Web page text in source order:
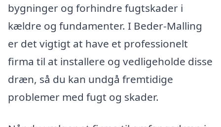
bygninger og forhindre fugtskader i
kældre og fundamenter. I Beder-Malling
er det vigtigt at have et professionelt
firma til at installere og vedligeholde disse
dræn, så du kan undgå fremtidige
problemer med fugt og skader.